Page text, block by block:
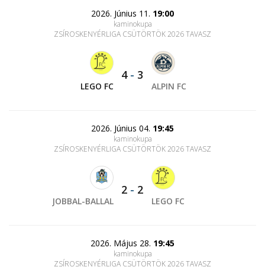
2026. Június 11. 19:00
kaminokupa
ZSÍROSKENYÉRLIGA CSÜTÖRTÖK 2026 TAVASZ
LEGO FC
4- 3
ALPIN FC
2026. Június 04. 19:45
kaminokupa
ZSÍROSKENYÉRLIGA CSÜTÖRTÖK 2026 TAVASZ
JOBBAL-BALLAL
2 - 2
LEGO FC
2026. Május 28. 19:45
kaminokupa
ZSÍROSKENYÉRLIGA CSÜTÖRTÖK 2026 TAVASZ